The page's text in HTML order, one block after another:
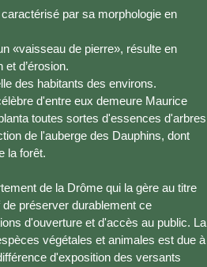
par sa morphologie en
«vaisseau de pierre», résulte en
d’érosion.
des habitants des environs.
d'entre eux demeure Maurice
toutes sortes d'essences d'arbres
de l'auberge des Dauphins, dont
la forêt.
de la Drôme qui la gère au titre
préserver durablement ce
d'ouverture et d'accès au public. La
végétales et animales est due à
d'exposition des versants